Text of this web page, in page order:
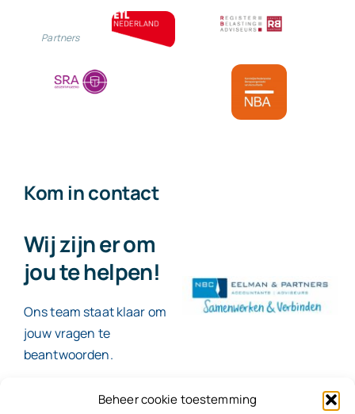
Beheer cookie toestemming
bij
dreiging
Partners
Kom in contact
Wij zijn er om
jou te helpen!
Ons team staat klaar om
jouw vragen te
beantwoorden.
Contact